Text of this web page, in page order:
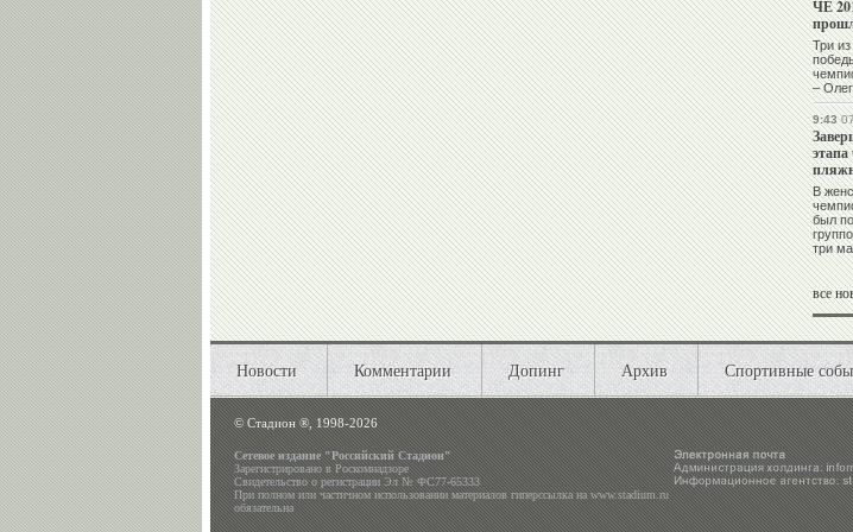
ЧЕ
Три
–
9:43
В
был
три
все
Новости Комментарии Допинг Архив Спортивные
©Стадион ®, 1998-2026
Сетевое издание "Российский Стадион"
Зарегистрировано в Роскомнадзоре
Свидетельство о регистрации Эл № ФС77-65333
При полном или частичном использовании материалов гиперссылка наwww.stadium.ru
обязательна